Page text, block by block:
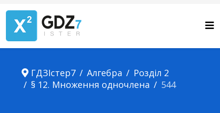
ГДЗІстер7 Алгебра
Розділ 2
§ 12. Множення одночлена
544